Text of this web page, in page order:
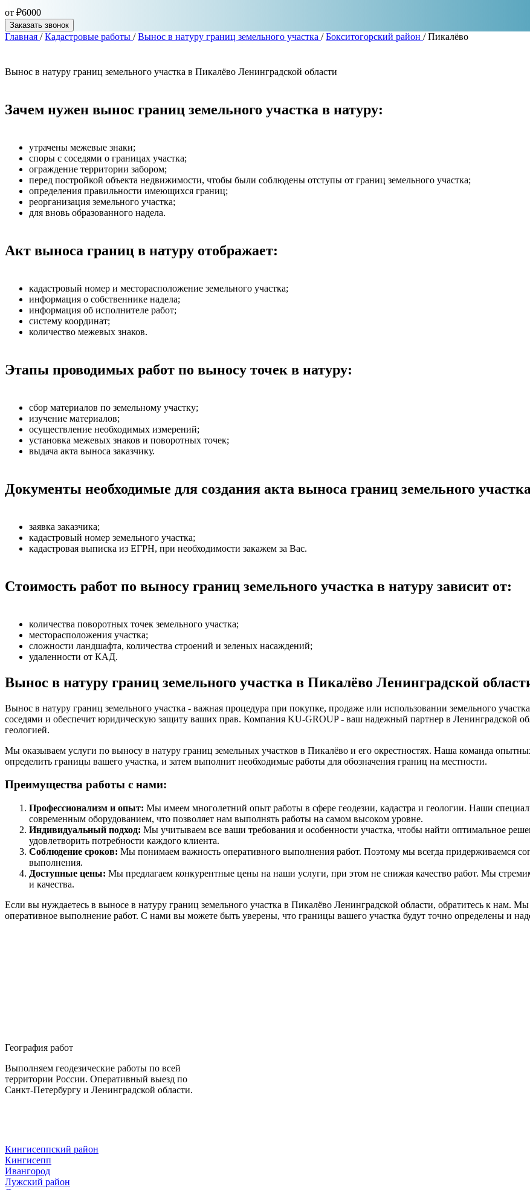
от ₽6000
Заказать звонок
Главная /Кадастровые работы /Вынос в натуру границ земельного участка /Бокситогорский район /Пикалёво
Вынос в натуру границ земельного участка в Пикалёво Ленинградской области
Зачем нужен вынос границ земельного участка в натуру:
утрачены межевые знаки;
споры с соседями о границах участка;
ограждение территории забором;
перед постройкой объекта недвижимости, чтобы были соблюдены отступы от границ земельного участка;
определения правильности имеющихся границ;
реорганизация земельного участка;
для вновь образованного надела.
Акт выноса границ в натуру отображает:
кадастровый номер и месторасположение земельного участка;
информация о собственнике надела;
информация об исполнителе работ;
систему координат;
количество межевых знаков.
Этапы проводимых работ по выносу точек в натуру:
сбор материалов по земельному участку;
изучение материалов;
осуществление необходимых измерений;
установка межевых знаков и поворотных точек;
выдача акта выноса заказчику.
Документы необходимые для создания акта выноса границ земельного
заявка заказчика;
кадастровый номер земельного участка;
кадастровая выписка из ЕГРН, при необходимости закажем за Вас.
Стоимость работ по выносу границ земельного участка в натуру зависит от:
количества поворотных точек земельного участка;
месторасположения участка;
сложности ландшафта, количества строений и зеленых насаждений;
удаленности от КАД.
Вынос в натуру границ земельного участка в Пикалёво Ленинградской
Вынос в натуру границ земельного участка - важная процедура при покупке, продаже или использовании земельного
соседями и обеспечит юридическую защиту ваших прав. Компания KU-GROUP - ваш надежный партнер в Ленинградской
геологией.
Мы оказываем услуги по выносу в натуру границ земельных участков в Пикалёво и его окрестностях. Наша команда
определить границы вашего участка, и затем выполнит необходимые работы для обозначения границ на местности.
Преимущества работы с нами:
Профессионализм и опыт: Мы имеем многолетний опыт работы в сфере геодезии, кадастра и геологии. Наши
современным оборудованием, что позволяет нам выполнять работы на самом высоком уровне.
Индивидуальный подход: Мы учитываем все ваши требования и особенности участка, чтобы найти оптимальное
удовлетворить потребности каждого клиента.
Соблюдение сроков: Мы понимаем важность оперативного выполнения работ. Поэтому мы всегда придерживаемся
выполнения.
Доступные цены: Мы предлагаем конкурентные цены на наши услуги, при этом не снижая качество работ. Мы
и качества.
Если вы нуждаетесь в выносе в натуру границ земельного участка в Пикалёво Ленинградской области, обратитесь к нам.
оперативное выполнение работ. С нами вы можете быть уверены, что границы вашего участка будут точно определены и
География работ
Выполняем геодезические работы по всей
территории России. Оперативный выезд по
Санкт-Петербургу и Ленинградской области.
Кингисеппский район
Кингисепп
Ивангород
Лужский район